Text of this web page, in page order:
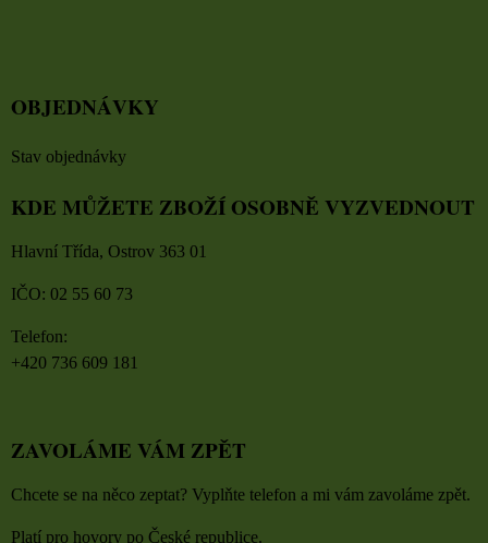
OBJEDNÁVKY
Stav objednávky
KDE MŮŽETE ZBOŽÍ OSOBNĚ VYZVEDNOUT
Hlavní Třída, Ostrov 363 01
IČO: 02 55 60 73
Telefon:
+420 736 609 181
ZAVOLÁME VÁM ZPĚT
Chcete se na něco zeptat? Vyplňte telefon a mi vám zavoláme zpět.
Platí pro hovory po České republice.